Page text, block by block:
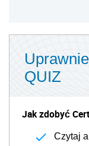
QUIZ
Jak zdobyć
Czytaj